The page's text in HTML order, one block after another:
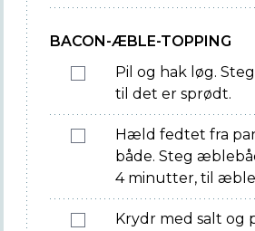
BACON-ÆBLE-TOPPING
Pil og hak løg.
til det er sprødt.
Hæld fedtet fra
både. Steg
4 minutter, til
Krydr med salt og